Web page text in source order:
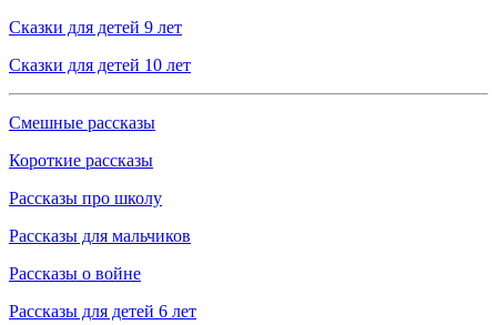
Сказки для детей 9 лет
Сказки для детей 10 лет
Смешные рассказы
Короткие рассказы
Рассказы про школу
Рассказы для мальчиков
Рассказы о войне
Рассказы для детей 6 лет